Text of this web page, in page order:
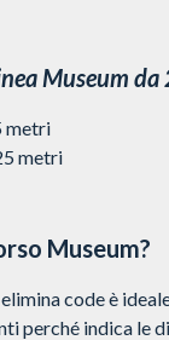
Museum
metri
metri
Museum?
code è
perché indica le